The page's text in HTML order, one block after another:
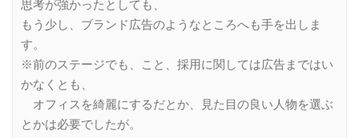
思考が強かったとしても、
もう少し、ブランド広告のようなところへも手を出しま
す。
※前のステージでも、こと、採用に関しては広告まではい
かなくとも、
オフィスを綺麗にするだとか、見た目の良い人物を選ぶ
とかは必要でしたが。